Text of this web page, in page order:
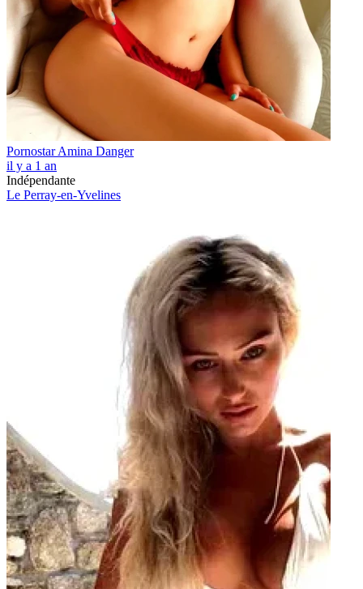
Pornostar Amina Danger
il y a 1 an
Indépendante
Le Perray-en-Yvelines